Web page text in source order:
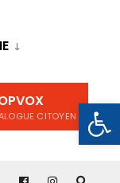
CITOYEN